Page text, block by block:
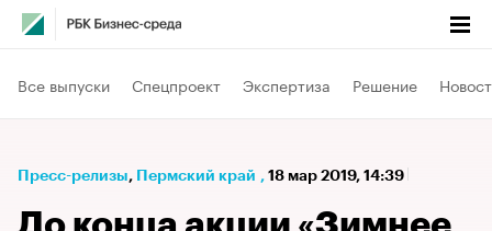
Все выпуски Спецпроект Экспертиза Решение
Пресс-релизы⁠, Пермский край , 18 мар 2019, 14:39